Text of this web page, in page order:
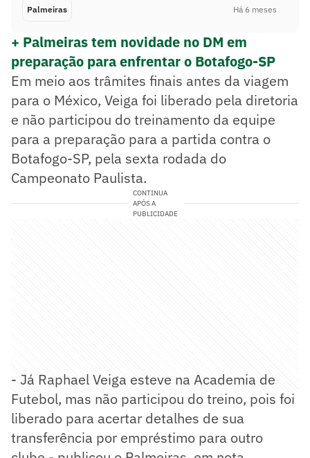
Palmeiras Há 6 meses
+ Palmeiras tem novidade no DM em
preparação para enfrentar o Botafogo-SP
Em meio aos trâmites finais antes da viagem
para o México, Veiga foi liberado pela diretoria
e não participou do treinamento da equipe
para a preparação para a partida contra o
Botafogo-SP, pela sexta rodada do
Campeonato Paulista.
CONTINUA
APÓS A
PUBLICIDADE
- Já Raphael Veiga esteve na Academia de
Futebol, mas não participou do treino, pois foi
liberado para acertar detalhes de sua
transferência por empréstimo para outro